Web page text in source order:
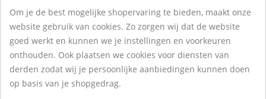
Over Het ZilverHuys
Contact
Het ZilverHuys®
Om je de best mogelijke shopervaring te bieden, maakt onze
website gebruik van cookies. Zo zorgen wij dat de website
goed werkt en kunnen we je instellingen en voorkeuren
onthouden. Ook plaatsen we cookies voor diensten van
derden zodat wij je persoonlijke aanbiedingen kunnen doen
op basis van je shopgedrag.